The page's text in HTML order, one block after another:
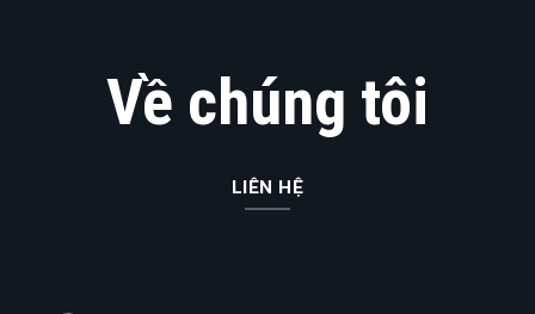
Về chúng tôi
LIÊN HỆ